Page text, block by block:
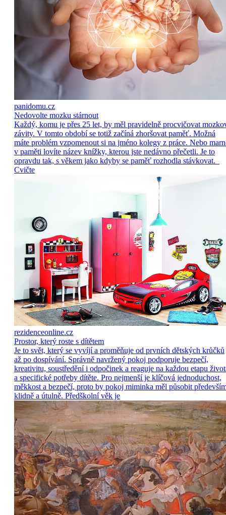
panidomu.cz
Nedovolte mozku stárnout
Každý, komu je přes 25 let, by měl pravidelně procvičovat
závity. V tomto období se totiž začíná zhoršovat paměť. Možná
máte problém vzpomenout si na jméno kolegy z práce. Nebo
v paměti lovíte název knížky, kterou jste nedávno přečetli. Je to
opravdu tak, s věkem jako kdyby se paměť rozhodla stávkovat.
Cvičte
rezidenceonline.cz
Prostor, který roste s dítětem
Je to svět, který se vyvíjí a proměňuje od prvních dětských krůčků
až po dospívání. Správně navržený pokoj podporuje bezpečí,
kreativitu, soustředění i odpočinek a reaguje na každou etapu
a specifické potřeby dítěte. Pro nejmenší je klíčová jednoduchost,
měkkost a bezpečí, proto by pokoj miminka měl působit
klidně a útulně. Předškolní věk je